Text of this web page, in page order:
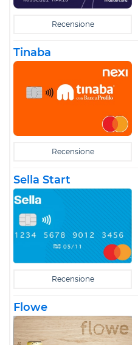
Recensione
Tinaba
Recensione
Sella Start
Recensione
Flowe